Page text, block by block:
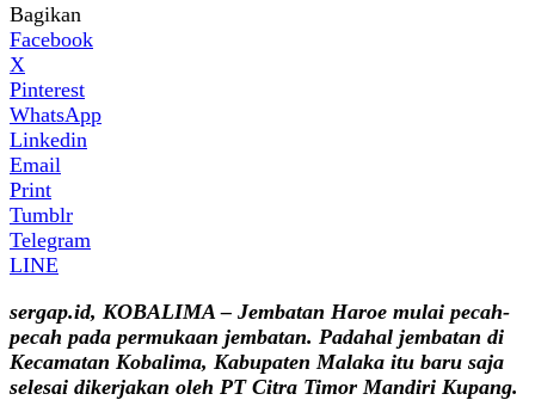
Bagikan
Facebook
X
Pinterest
WhatsApp
Linkedin
Email
Print
Tumblr
Telegram
LINE
sergap.id, KOBALIMA – Jembatan Haroe mulai pecah-
pecah pada permukaan jembatan. Padahal jembatan di
Kecamatan Kobalima, Kabupaten Malaka itu baru saja
selesai dikerjakan oleh PT Citra Timor Mandiri Kupang.